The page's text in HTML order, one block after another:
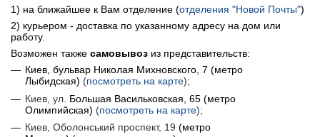
1) на ближайшее к Вам отделение (отделения "Новой Почты")
2) курьером - доставка по указанному адресу на дом или
работу.
Возможен также самовывоз из представительств:
Киев, бульвар Николая Михновского, 7 (метро
Лыбидская) (посмотреть на карте);
Киев, ул. Большая Васильковская, 65 (метро
Олимпийская) (посмотреть на карте);
Киев, Оболонський проспект, 19 (метро